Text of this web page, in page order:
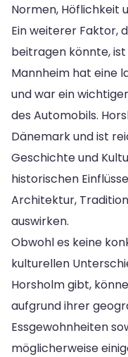
Normen, Höflichkeit
Ein weiterer Faktor,
beitragen könnte,
Mannheim hat eine
und war ein
des Automobils.
Dänemark und ist
Geschichte und
historischen
Architektur,
auswirken.
Obwohl es keine
kulturellen
Horsholm gibt,
aufgrund ihrer
Essgewohnheiten
möglicherweise